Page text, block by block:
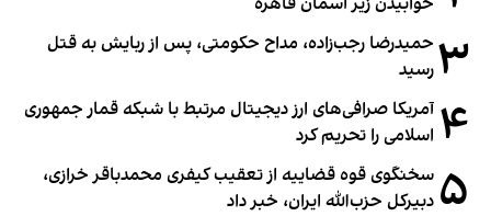
۳ حمیدرضا رجب‌زاده، مداح حکومتی، پس از ربایش به قتل
رسید
۴ آمریکا صرافی‌های ارز دیجیتال مرتبط با شبکه قمار جمهوری
اسلامی را تحریم کرد
۵ سخنگوی قوه قضاییه از تعقیب کیفری محمدباقر خرازی،
دبیر‌کل حزب‌الله ایران، خبر داد